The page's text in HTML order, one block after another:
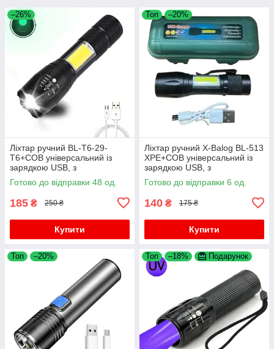
–26%
Ліхтар ручний BL-T6-29-
T6+COB універсальний із
зарядкою USB, з
фокусуванням, бічне світло
Готово до відправки 48 од.
185 ₴ 250 ₴
Купити
Топ –20%
Ліхтар ручний X-Balog BL-513
XPE+COB універсальний із
зарядкою USB, з
фокусуванням, бічне світло
Готово до відправки 6 од.
140 ₴ 175 ₴
Купити
Топ –20% Топ –18% Подарунок